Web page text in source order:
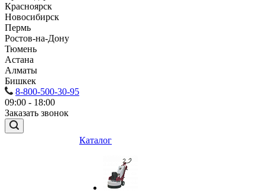
Красноярск
Новосибирск
Пермь
Ростов-на-Дону
Тюмень
Астана
Алматы
Бишкек
8-800-500-30-95
09:00 - 18:00
Заказать звонок
Каталог